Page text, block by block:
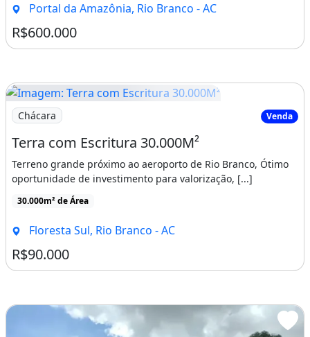
Portal da Amazônia, Rio Branco - AC
R$600.000
Imagem: Terra com Escritura 30.000M²
Chácara Venda
Terra com Escritura 30.000M²
Terreno grande próximo ao aeroporto de Rio Branco, Ótimo
oportunidade de investimento para valorização, [...]
30.000m² de Área
Floresta Sul, Rio Branco - AC
R$90.000